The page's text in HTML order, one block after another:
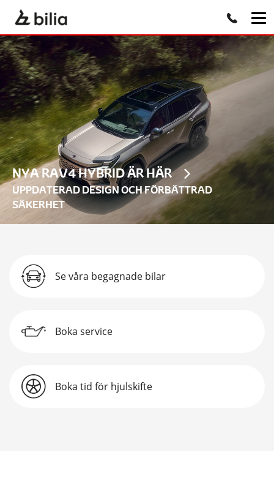
NYA RAV4 HYBRID ÄR HÄR
UPPDATERAD DESIGN OCH FÖRBÄTTRAD
SÄKERHET
Se våra begagnade bilar
Boka service
Boka tid för hjulskifte